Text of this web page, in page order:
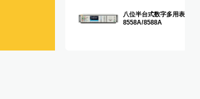
八位半台式数字多用表
8558A/8588A